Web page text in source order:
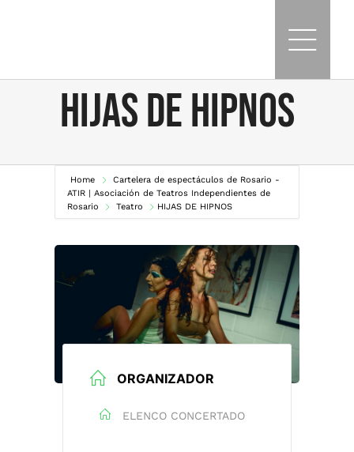
HIJAS DE HIPNOS
Home
Cartelera de espectáculos de Rosario -
ATIR | Asociación de Teatros Independientes de
Rosario
Teatro HIJAS DE HIPNOS
ORGANIZADOR
ELENCO CONCERTADO